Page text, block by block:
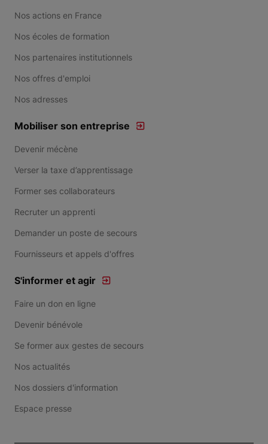
Nos actions en France
Nos écoles de formation
Nos partenaires institutionnels
Nos offres d'emploi
Nos adresses
Mobiliser son entreprise
Devenir mécène
Verser la taxe d’apprentissage
Former ses collaborateurs
Recruter un apprenti
Demander un poste de secours
Fournisseurs et appels d'offres
S'informer et agir
Faire un don en ligne
Devenir bénévole
Se former aux gestes de secours
Nos actualités
Nos dossiers d'information
Espace presse